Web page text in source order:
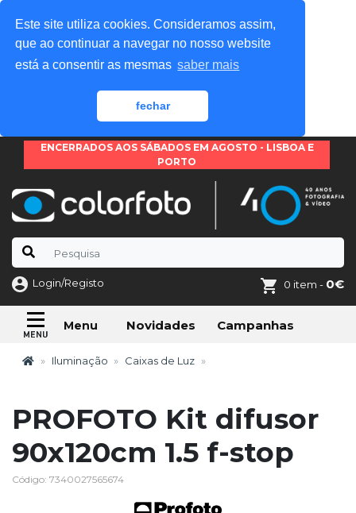
Este site utiliza cookies. Consideramos assim,
que ao continuar a navegar no nosso website
está a consentir as mesmas saber mais
fechar
ENCERRADOS AOS SÁBADOS EM AGOSTO - LISBOA E
PORTO
Login/Registo 0 item - 0€
Menu Novidades Campanhas
Iluminação Caixas de Luz
PROFOTO Kit difusor
90x120cm 1.5 f-stop
Código: 7340027565674